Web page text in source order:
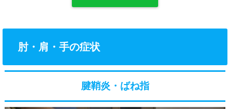
肘・肩・手の症状
腱鞘炎・ばね指